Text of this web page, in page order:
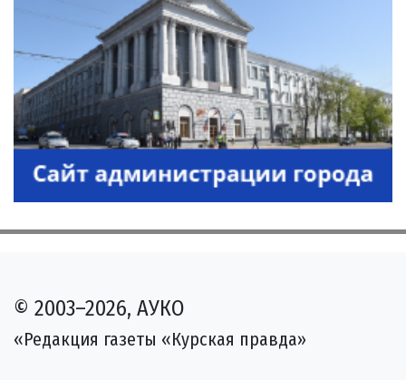
© 2003–2026, АУКО
«Редакция газеты «Курская правда»